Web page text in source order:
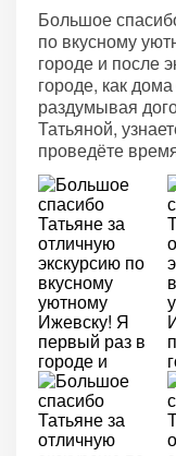
Большое
по вкусному
городе и после
городе, как
раздумывая
Татьяной,
проведёте